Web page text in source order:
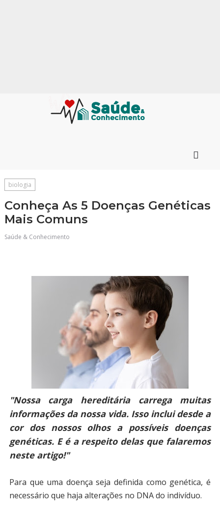
biologia
Conheça As 5 Doenças Genéticas
Mais Comuns
Saúde & Conhecimento
"Nossa carga hereditária carrega muitas
informações da nossa vida. Isso inclui desde a
cor dos nossos olhos a possíveis doenças
genéticas. E é a respeito delas que falaremos
neste artigo!"
Para que uma doença seja definida como genética, é
necessário que haja alterações no DNA do indivíduo.